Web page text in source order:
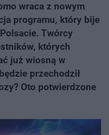
wraca z nowym
programu, który bije
Twórcy
których
już wiosną w
przechodził
Oto potwierdzone